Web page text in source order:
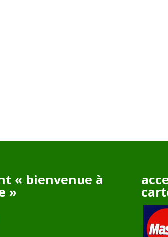
« bienvenue à
»